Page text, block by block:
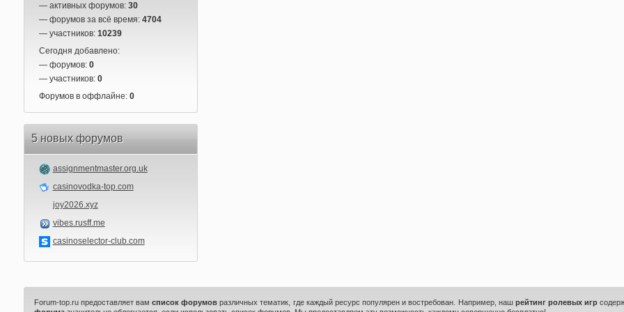
— активных форумов: 30
— форумов за всё время: 4704
— участников: 10239
Сегодня добавлено:
— форумов: 0
— участников: 0
Форумов в оффлайне: 0
5 новых форумов
assignmentmaster.org.uk
casinovodka-top.com
joy2026.xyz
vibes.rusff.me
casinoselector-club.com
Forum-top.ru предоставляет вамсписок форумов различных тематик, где каждый ресурс популярен и востребован. Например, наш рейтинг ролевых игр